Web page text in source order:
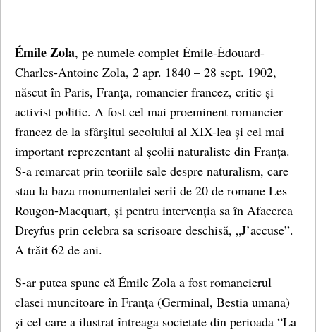
Émile Zola, pe numele complet Émile-Édouard-
Charles-Antoine Zola, 2 apr. 1840 – 28 sept. 1902,
născut în Paris, Franța, romancier francez, critic și
activist politic. A fost cel mai proeminent romancier
francez de la sfârşitul secolului al XIX-lea și cel mai
important reprezentant al școlii naturaliste din Franța.
S-a remarcat prin teoriile sale despre naturalism, care
stau la baza monumentalei serii de 20 de romane Les
Rougon-Macquart, și pentru intervenția sa în Afacerea
Dreyfus prin celebra sa scrisoare deschisă, „J’accuse”.
A trăit 62 de ani.
S-ar putea spune că Émile Zola a fost romancierul
clasei muncitoare în Franţa (Germinal, Bestia umana)
şi cel care a ilustrat întreaga societate din perioada “La